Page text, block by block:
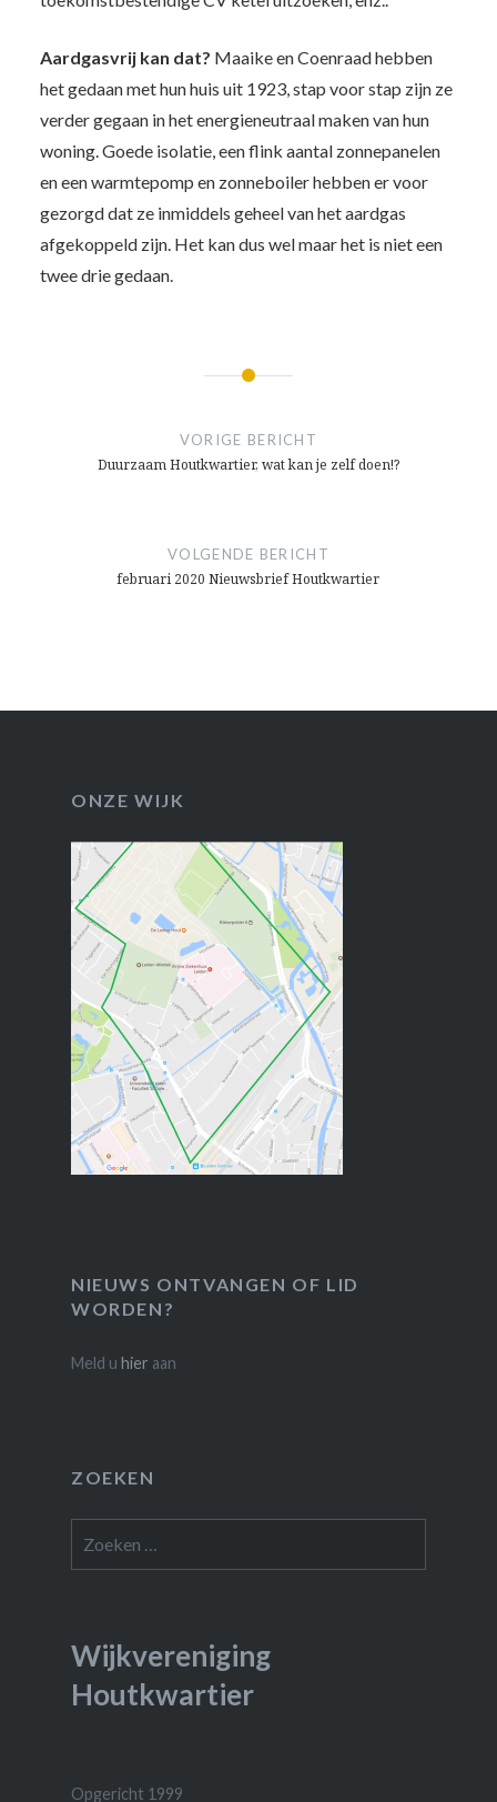
Aardgasvrij kan dat? Maaike en Coenraad hebben
het gedaan met hun huis uit 1923, stap voor stap zijn ze
verder gegaan in het energieneutraal maken van hun
woning. Goede isolatie, een flink aantal zonnepanelen
en een warmtepomp en zonneboiler hebben er voor
gezorgd dat ze inmiddels geheel van het aardgas
afgekoppeld zijn. Het kan dus wel maar het is niet een
twee drie gedaan.
VORIGE BERICHT
Duurzaam Houtkwartier, wat kan je zelf doen!?
VOLGENDE BERICHT
februari 2020 Nieuwsbrief Houtkwartier
ONZE WIJK
NIEUWS ONTVANGEN OF LID
WORDEN?
Meld u hier aan
ZOEKEN
naar:
Wijkvereniging
Houtkwartier
Opgericht 1999